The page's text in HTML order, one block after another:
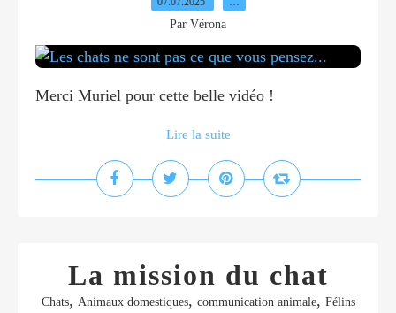
Par Vérona
Merci Muriel pour cette belle vidéo !
Lire la suite
La mission du chat
Chats, Animaux domestiques, communication animale, Félins